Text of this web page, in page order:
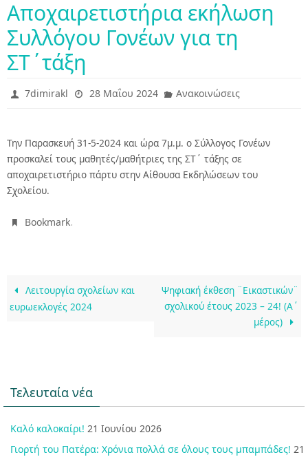
Αποχαιρετιστήρια εκήλωση
Συλλόγου Γονέων για τη
ΣΤ΄τάξη
7dimirakl 28 Μαΐου 2024 Ανακοινώσεις
Την Παρασκευή 31-5-2024 και ώρα 7μ.μ. ο Σύλλογος Γονέων
προσκαλεί τους μαθητές/μαθήτριες της ΣΤ΄ τάξης σε
αποχαιρετιστήριο πάρτυ στην Αίθουσα Εκδηλώσεων του
Σχολείου.
Bookmark.
Λειτουργία σχολείων και
ευρωεκλογές 2024
Ψηφιακή έκθεση ¨Εικαστικών¨
σχολικού έτους 2023 – 24! (Α΄
μέρος)
Τελευταία νέα
Καλό καλοκαίρι! 21 Ιουνίου 2026
Γιορτή του Πατέρα: Χρόνια πολλά σε όλους τους μπαμπάδες! 21